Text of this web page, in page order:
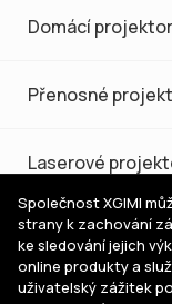
Domácí
Přenosné
Laserové
Nákup a podpora
Pomoc s
Společnost XGIMI
strany k zachování
ke sledování jejich
online produkty a
uživatelský zážitek